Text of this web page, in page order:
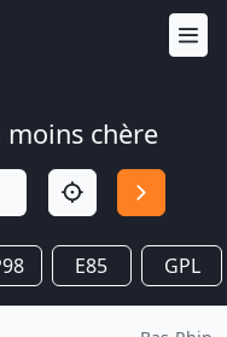
chère
E85 GPL